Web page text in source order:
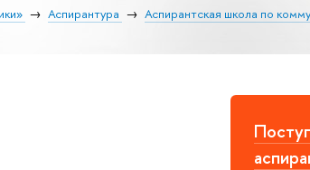
Аспирантура Аспирантская школа по